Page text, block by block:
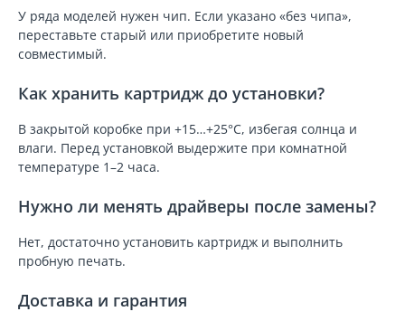
У ряда моделей нужен чип. Если указано «без чипа»,
переставьте старый или приобретите новый
совместимый.
Как хранить картридж до установки?
В закрытой коробке при +15…+25°C, избегая солнца и
влаги. Перед установкой выдержите при комнатной
температуре 1–2 часа.
Нужно ли менять драйверы после замены?
Нет, достаточно установить картридж и выполнить
пробную печать.
Доставка и гарантия